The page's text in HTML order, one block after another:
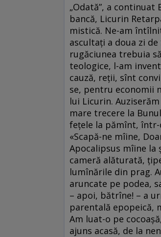
„Odată”, a
bancă, Licurin
mistică. Ne-am
ascultați a doua zi
rugăciunea trebuia
teologice, l-am
cauză, reții, sînt
se, pentru economii
lui Licurin.
mare trecere la
fețele la pămînt,
«Scapă-ne mîine,
Apocalipsus mîine la
cameră alăturată,
lumînările din prag.
aruncate pe podea,
– apoi, bătrîne! – a
parentală epopeică,
Am luat-o pe
ajuns acasă, de la